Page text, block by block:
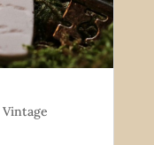
Vintage